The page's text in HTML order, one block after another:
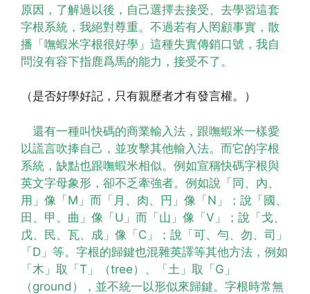
原因，了解過以後，自己選擇去接受、去學習這套
字根系統，我絕對尊重。不過若有人罔顧事實，散
播「嘸蝦米字根很好學」這種失實傳銷口號，我自
問沒有容下指鹿爲馬的能力，接受不了。
（是否好學好記，只有親歷者才有發言權。）
還有一種叫快碼的商業輸入法，跟嘸蝦米一樣愛
以謊言吹捧自己，並攻擊其他輸入法。而它的字根
系統，缺點也跟嘸蝦米相似。例如宣稱快碼字根與
英文字母象形，卻不乏牽強者。例如說「同、內、
用」像「M」而「月、肉、円」像「N」；說「國、
田、甲、曲」像「U」而「山」像「V」；說「戈、
戊、民、瓦、成」像「C」；說「可、勻、勿、司」
「D」等。字根的歸鍵也混雜英譯等其他方法，例如
「木」取「T」（tree）、「土」取「G」
（ground），並不統一以形似來歸鍵。字根時常無